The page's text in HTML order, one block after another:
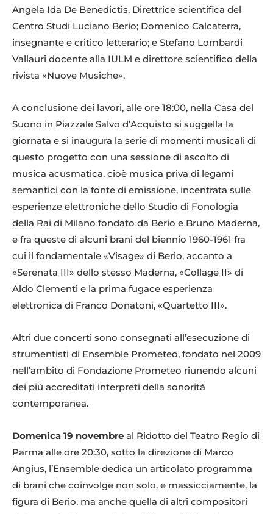
Angela Ida De Benedictis, Direttrice scientifica del
Centro Studi Luciano Berio; Domenico Calcaterra,
insegnante e critico letterario; e Stefano Lombardi
Vallauri docente alla IULM e direttore scientifico della
rivista «Nuove Musiche».
A conclusione dei lavori, alle ore 18:00, nella Casa del
Suono in Piazzale Salvo d’Acquisto si suggella la
giornata e si inaugura la serie di momenti musicali di
questo progetto con una sessione di ascolto di
musica acusmatica, cioè musica priva di legami
semantici con la fonte di emissione, incentrata sulle
esperienze elettroniche dello Studio di Fonologia
della Rai di Milano fondato da Berio e Bruno Maderna,
e fra queste di alcuni brani del biennio 1960-1961 fra
cui il fondamentale «Visage» di Berio, accanto a
«Serenata III» dello stesso Maderna, «Collage II» di
Aldo Clementi e la prima fugace esperienza
elettronica di Franco Donatoni, «Quartetto III».
Altri due concerti sono consegnati all’esecuzione di
strumentisti di Ensemble Prometeo, fondato nel 2009
nell’ambito di Fondazione Prometeo riunendo alcuni
dei più accreditati interpreti della sonorità
contemporanea.
Domenica 19 novembre al Ridotto del Teatro Regio di
Parma alle ore 20:30, sotto la direzione di Marco
Angius, l’Ensemble dedica un articolato programma
di brani che coinvolge non solo, e massicciamente, la
figura di Berio, ma anche quella di altri compositori